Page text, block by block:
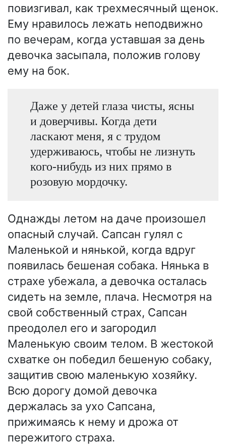
повизгивал, как трехмесячный щенок.
Ему нравилось лежать неподвижно
по вечерам, когда уставшая за день
девочка засыпала, положив голову
ему на бок.
Даже у детей глаза чисты, ясны
и доверчивы. Когда дети
ласкают меня, я с трудом
удерживаюсь, чтобы не лизнуть
кого-нибудь из них прямо в
розовую мордочку.
Однажды летом на даче произошел
опасный случай. Сапсан гулял с
Маленькой и нянькой, когда вдруг
появилась бешеная собака. Нянька в
страхе убежала, а девочка осталась
сидеть на земле, плача. Несмотря на
свой собственный страх, Сапсан
преодолел его и загородил
Маленькую своим телом. В жестокой
схватке он победил бешеную собаку,
защитив свою маленькую хозяйку.
Всю дорогу домой девочка
держалась за ухо Сапсана,
прижимаясь к нему и дрожа от
пережитого страха.